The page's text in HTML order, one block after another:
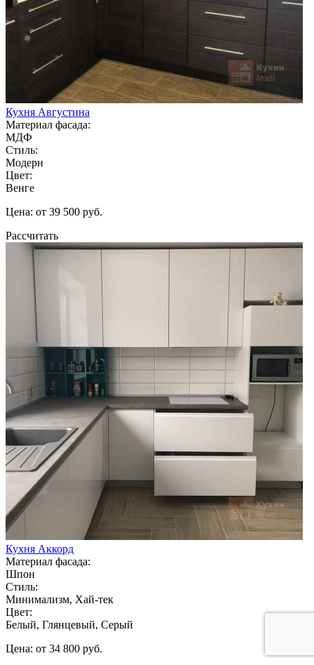
Кухня Августина
Материал фасада:
МДФ
Стиль:
Модерн
Цвет:
Венге
Цена: от 39 500 руб.
Рассчитать
Кухня Аккорд
Материал фасада:
Шпон
Стиль:
Минимализм, Хай-тек
Цвет:
Белый, Глянцевый, Серый
Цена: от 34 800 руб.